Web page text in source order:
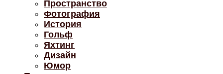
Пространство
Фотография
История
Гольф
Яхтинг
Дизайн
Юмор